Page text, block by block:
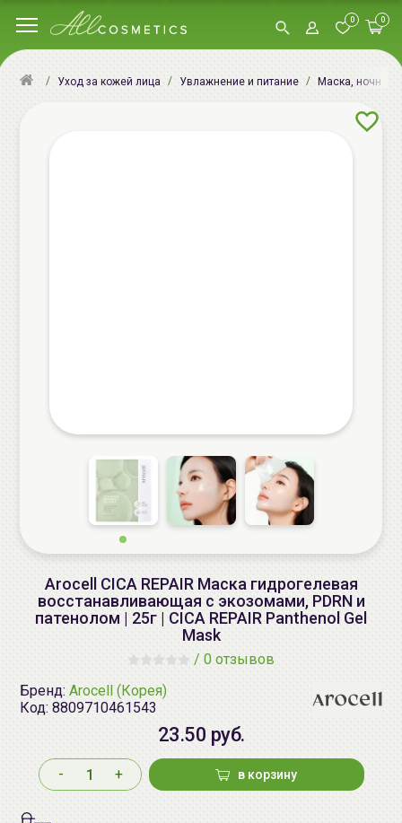
0 0
Уход за кожей лица Увлажнение и питание Маска, ночная
Arocell CICA REPAIR Маска гидрогелевая
восстанавливающая с экозомами, PDRN и
патенолом | 25г | CICA REPAIR Panthenol Gel
Mask
/ 0 отзывов
Бренд: Arocell (Корея)
Код: 8809710461543
23.50 руб.
- + в корзину